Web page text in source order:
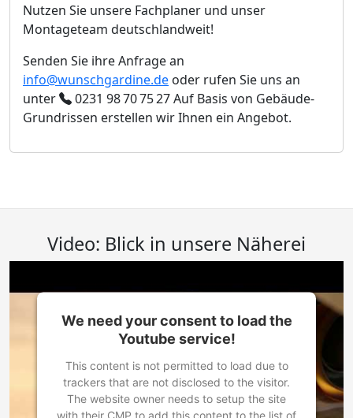
Nutzen Sie unsere Fachplaner und unser
Montageteam deutschlandweit!
Senden Sie ihre Anfrage an
info@wunschgardine.de oder rufen Sie uns an
unter
0231 98 70 75 27Auf Basis von Gebäude-
Grundrissen erstellen wir Ihnen ein Angebot.
Video: Blick in unsere Näherei
We need your consent to load the
Youtube service!
This content is not permitted to load due to
trackers that are not disclosed to the visitor.
The website owner needs to setup the site
with their CMP to add this content to the list of